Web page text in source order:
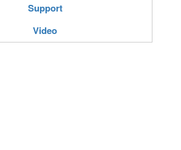
Support
Video